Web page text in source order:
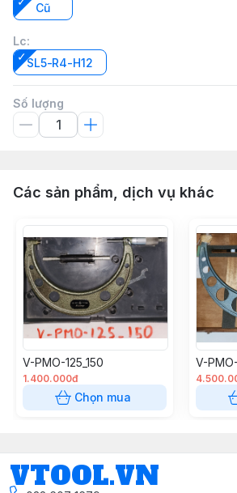
Cũ
Lc:
SL5-R4-H12
Số lượng
Các sản phẩm, dịch vụ khác
V-PMO-125_150
1.400.000đ
Chọn mua
V-
VTOOL.VN